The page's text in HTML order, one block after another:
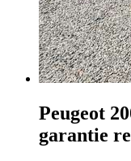
Peugeot
garantie